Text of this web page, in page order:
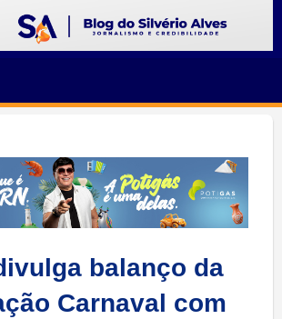
SILVERIO
ALVES
balanço da
Carnaval com